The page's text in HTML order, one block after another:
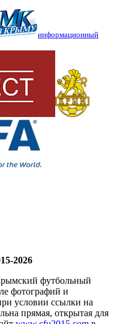
информационный
2026
футбольный
фотографий и
условии ссылки на
прямая, открытая для